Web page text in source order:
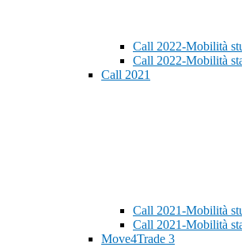
Call 2022-Mobilità
Call 2022-Mobilità
Call 2021
Call 2021-Mobilità
Call 2021-Mobilità
Move4Trade 3